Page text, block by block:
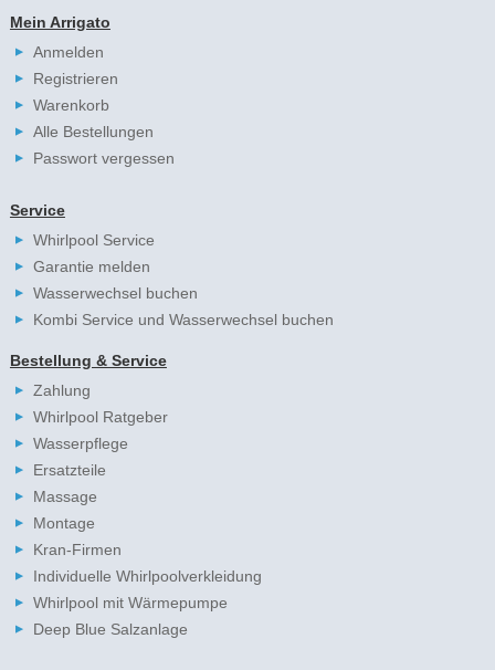
Mein Arrigato
Anmelden
Registrieren
Warenkorb
Alle Bestellungen
Passwort vergessen
Service
Whirlpool Service
Garantie melden
Wasserwechsel buchen
Kombi Service und Wasserwechsel buchen
Bestellung & Service
Zahlung
Whirlpool Ratgeber
Wasserpflege
Ersatzteile
Massage
Montage
Kran-Firmen
Individuelle Whirlpoolverkleidung
Whirlpool mit Wärmepumpe
Deep Blue Salzanlage